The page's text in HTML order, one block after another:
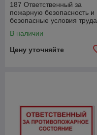
187 Ответственный за
пожарную безопасность и
безопасные условия труда
В наличии
Цену уточняйте